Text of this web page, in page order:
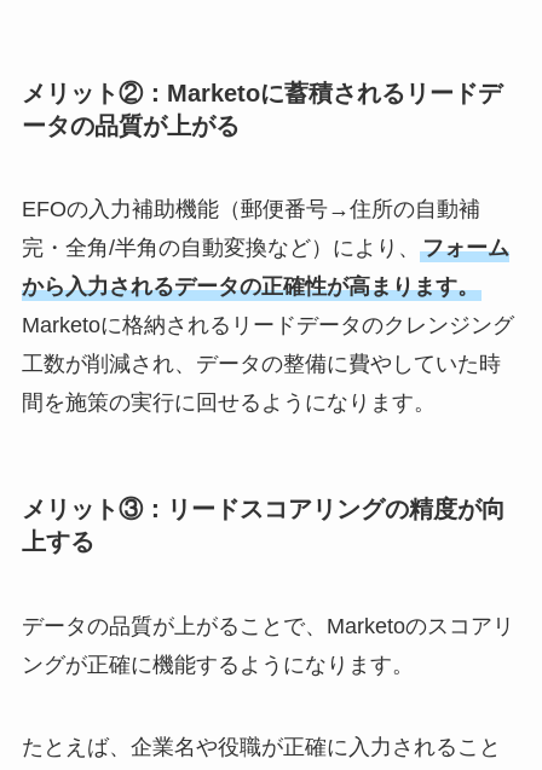
メリット②：Marketoに蓄積されるリードデ
ータの品質が上がる
EFOの入力補助機能（郵便番号→住所の自動補
完・全角/半角の自動変換など）により、 フォーム
から入力されるデータの正確性が高まります。
Marketoに格納されるリードデータのクレンジング
工数が削減され、データの整備に費やしていた時
間を施策の実行に回せるようになります。
メリット③：リードスコアリングの精度が向
上する
データの品質が上がることで、Marketoのスコアリ
ングが正確に機能するようになります。
たとえば、企業名や役職が正確に入力されること